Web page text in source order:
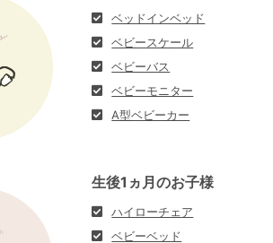
ベッドインベッド
ベビースケール
ベビーバス
ベビーモニター
A型ベビーカー
生後1ヵ月のお子様
ハイローチェア
ベビーベッド